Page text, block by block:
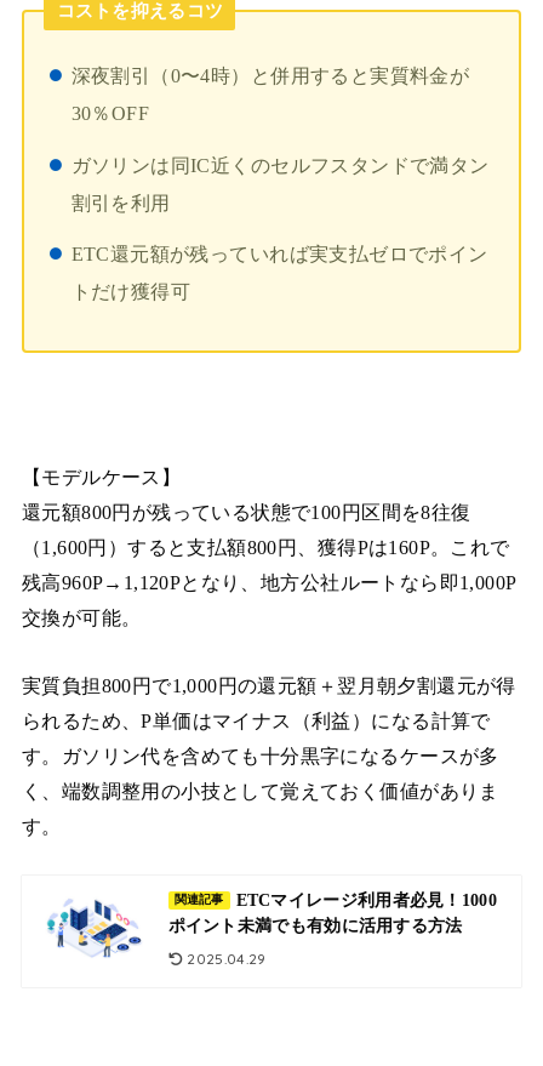
コストを抑えるコツ
深夜割引（0〜4時）と併用すると実質料金が
30％OFF
ガソリンは同IC近くのセルフスタンドで満タン
割引を利用
ETC還元額が残っていれば実支払ゼロでポイン
トだけ獲得可
【モデルケース】
還元額800円が残っている状態で100円区間を8往復
（1,600円）すると支払額800円、獲得Pは160P。これで
残高960P→1,120Pとなり、地方公社ルートなら即1,000P
交換が可能。
実質負担800円で1,000円の還元額＋翌月朝夕割還元が得
られるため、P単価はマイナス（利益）になる計算で
す。ガソリン代を含めても十分黒字になるケースが多
く、端数調整用の小技として覚えておく価値がありま
す。
関連記事
ETCマイレージ利用者必見！1000
ポイント未満でも有効に活用する方法
2025.04.29